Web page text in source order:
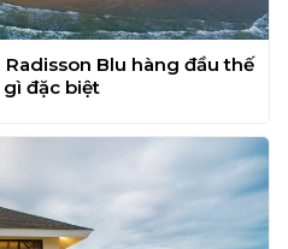
Blu hàng đầu thế
đặc biệt